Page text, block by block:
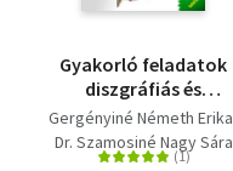
Gyakorló feladatok
diszgráfiás és
diszlexiás gyerekeknek
4. osztály
Gergényiné Németh Erika
Dr. Szamosiné Nagy Sára